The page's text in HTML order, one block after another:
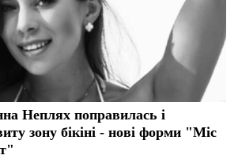
Неплях поправилась і
зону бікіні - нові форми "Міс